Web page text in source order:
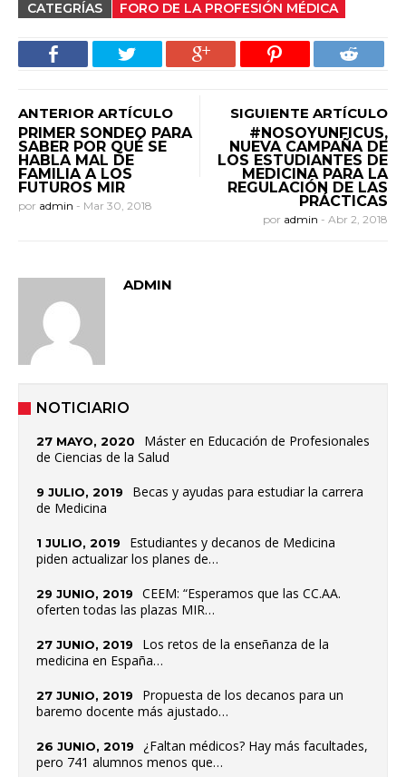
CATEGRÍAS FORO DE LA PROFESIÓN MÉDICA
ANTERIOR ARTÍCULO
PRIMER SONDEO PARA
SABER POR QUÉ SE
HABLA MAL DE
FAMILIA A LOS
FUTUROS MIR
por admin - Mar 30, 2018
SIGUIENTE ARTÍCULO
#NOSOYUNFICUS,
NUEVA CAMPAÑA DE
LOS ESTUDIANTES DE
MEDICINA PARA LA
REGULACIÓN DE LAS
PRÁCTICAS
por admin - Abr 2, 2018
ADMIN
NOTICIARIO
27 MAYO, 2020
Máster en Educación de Profesionales
de Ciencias de la Salud
9 JULIO, 2019
Becas y ayudas para estudiar la carrera
de Medicina
1 JULIO, 2019
Estudiantes y decanos de Medicina
piden actualizar los planes de…
29 JUNIO, 2019
CEEM: “Esperamos que las CC.AA.
oferten todas las plazas MIR…
27 JUNIO, 2019
Los retos de la enseñanza de la
medicina en España…
27 JUNIO, 2019
Propuesta de los decanos para un
baremo docente más ajustado…
26 JUNIO, 2019
¿Faltan médicos? Hay más facultades,
pero 741 alumnos menos que…